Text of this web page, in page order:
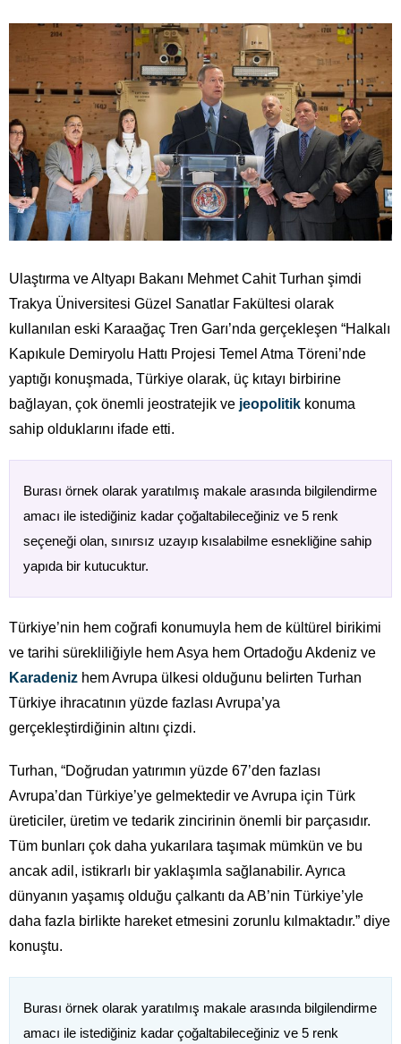
Ulaştırma ve Altyapı Bakanı Mehmet Cahit Turhan şimdi
Trakya Üniversitesi Güzel Sanatlar Fakültesi olarak
kullanılan eski Karaağaç Tren Garı’nda gerçekleşen “Halkalı
Kapıkule Demiryolu Hattı Projesi Temel Atma Töreni’nde
yaptığı konuşmada, Türkiye olarak, üç kıtayı birbirine
bağlayan, çok önemli jeostratejik ve jeopolitik konuma
sahip olduklarını ifade etti.
Burası örnek olarak yaratılmış makale arasında bilgilendirme
amacı ile istediğiniz kadar çoğaltabileceğiniz ve 5 renk
seçeneği olan, sınırsız uzayıp kısalabilme esnekliğine sahip
yapıda bir kutucuktur.
Türkiye’nin hem coğrafi konumuyla hem de kültürel birikimi
ve tarihi sürekliliğiyle hem Asya hem Ortadoğu Akdeniz ve
Karadeniz hem Avrupa ülkesi olduğunu belirten Turhan
Türkiye ihracatının yüzde fazlası Avrupa’ya
gerçekleştirdiğinin altını çizdi.
Turhan, “Doğrudan yatırımın yüzde 67’den fazlası
Avrupa’dan Türkiye’ye gelmektedir ve Avrupa için Türk
üreticiler, üretim ve tedarik zincirinin önemli bir parçasıdır.
Tüm bunları çok daha yukarılara taşımak mümkün ve bu
ancak adil, istikrarlı bir yaklaşımla sağlanabilir. Ayrıca
dünyanın yaşamış olduğu çalkantı da AB’nin Türkiye’yle
daha fazla birlikte hareket etmesini zorunlu kılmaktadır.” diye
konuştu.
Burası örnek olarak yaratılmış makale arasında bilgilendirme
amacı ile istediğiniz kadar çoğaltabileceğiniz ve 5 renk